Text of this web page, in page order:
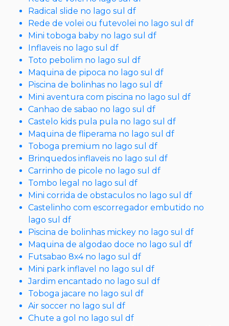
Radical slide no lago sul df
Rede de volei ou futevolei no lago sul df
Mini toboga baby no lago sul df
Inflaveis no lago sul df
Toto pebolim no lago sul df
Maquina de pipoca no lago sul df
Piscina de bolinhas no lago sul df
Mini aventura com piscina no lago sul df
Canhao de sabao no lago sul df
Castelo kids pula pula no lago sul df
Maquina de fliperama no lago sul df
Toboga premium no lago sul df
Brinquedos inflaveis no lago sul df
Carrinho de picole no lago sul df
Tombo legal no lago sul df
Mini corrida de obstaculos no lago sul df
Castelinho com escorregador embutido no
lago sul df
Piscina de bolinhas mickey no lago sul df
Maquina de algodao doce no lago sul df
Futsabao 8x4 no lago sul df
Mini park inflavel no lago sul df
Jardim encantado no lago sul df
Toboga jacare no lago sul df
Air soccer no lago sul df
Chute a gol no lago sul df